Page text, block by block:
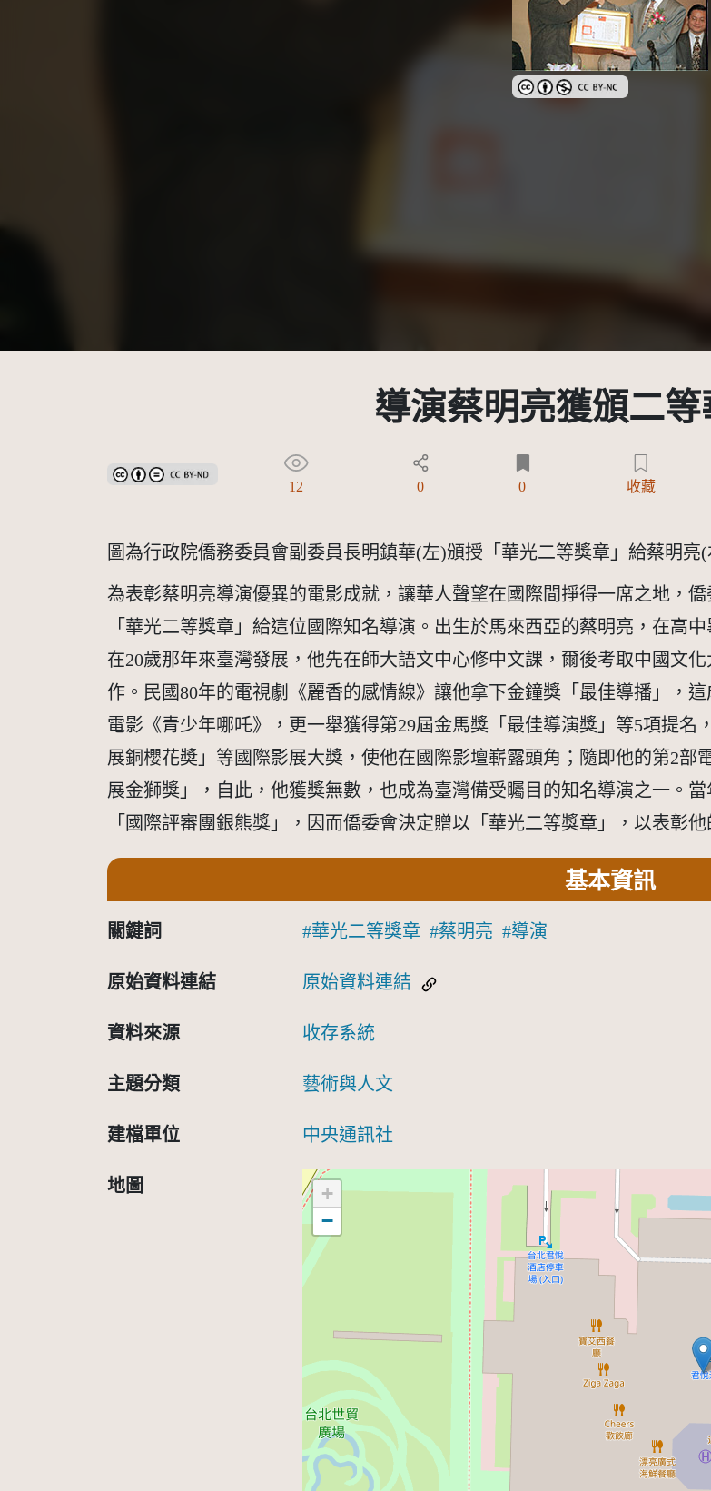
創用CC姓名標示-非
導演蔡明亮獲頒二
創用CC姓名標示-禁止改作 3.0 台灣及其後版本(CC BY-ND 3.0 TW +)
12 0 0 收藏
圖為行政院僑務委員會副委員長明鎮華(左)頒授「華光二等獎章」給蔡明亮(
為表彰蔡明亮導演優異的電影成就，讓華人聲望在國際間掙得一席之地，
「華光二等獎章」給這位國際知名導演。出生於馬來西亞的蔡明亮，在高
在20歲那年來臺灣發展，他先在師大語文中心修中文課，爾後考取中國文
作。民國80年的電視劇《麗香的感情線》讓他拿下金鐘獎「最佳導播」，
電影《青少年哪吒》，更一舉獲得第29屆金馬獎「最佳導演獎」等5項提
展銅櫻花奬」等國際影展大獎，使他在國際影壇嶄露頭角；隨即他的第2部
展金獅獎」，自此，他獲獎無數，也成為臺灣備受矚目的知名導演之一。
「國際評審團銀熊獎」，因而僑委會決定贈以「華光二等獎章」，以表彰他
基本資訊
關鍵詞 華光二等獎章 蔡明亮 導演
原始資料連結 原始資料連結
資料來源 收存系統
主題分類 藝術與人文
建檔單位 中央通訊社
地圖
+
−